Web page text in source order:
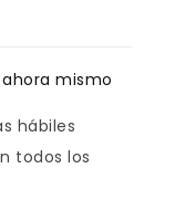
mismo
hábiles
todos los